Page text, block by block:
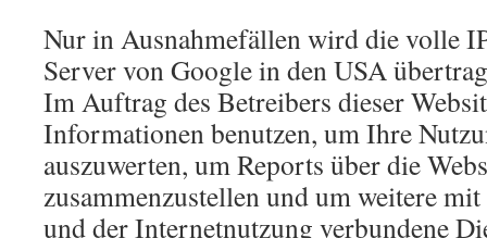
Nur in Ausnahmefällen wird die volle
Server von Google in den USA
Im Auftrag des Betreibers dieser
Informationen benutzen, um Ihre
auszuwerten, um Reports über die
zusammenzustellen und um weitere
und der Internetnutzung verbundene